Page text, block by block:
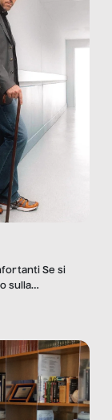
Se si
sulla
nell’a.s.
+6.4% nel